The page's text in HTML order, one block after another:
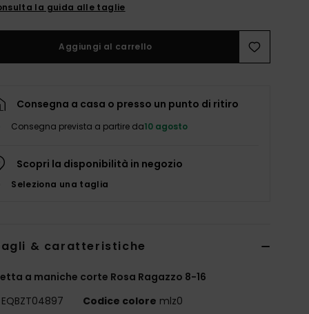
la guida alle taglie
Aggiungi al carrello
Consegna a casa o presso un punto di ritiro
Consegna prevista a partire da10 agosto
Scopri la disponibilità in negozio
Seleziona una taglia
& caratteristiche
a maniche corte Rosa Ragazzo 8-16
EQBZT04897 Codice colore mlz0